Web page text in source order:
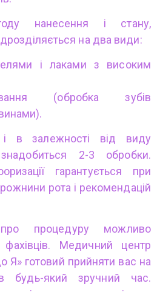
нанесення і стану,
на два види:
і лаками з високим
(обробка зубів
в залежності від виду
2-3 обробки.
гарантується при
рота і рекомендацій
процедуру можливо
Медичний центр
Я» готовий прийняти вас на
будь-який зручний час.